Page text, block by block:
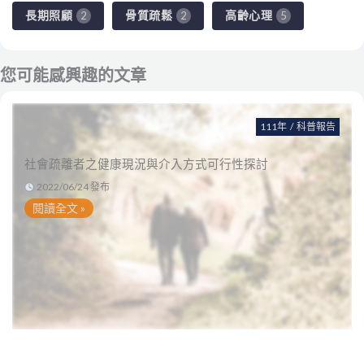
長期照顧 2 骨質疏鬆 2 高齡心理 5
您可能感興趣的文章
111年 / 科普報告
社會疏離者之健康現況與介入方式可行性探討
2022/06/24 發布
閱讀全文 »